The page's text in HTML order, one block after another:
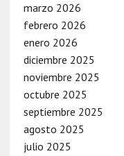
marzo 2026
febrero 2026
enero 2026
diciembre 2025
noviembre 2025
octubre 2025
septiembre 2025
agosto 2025
julio 2025